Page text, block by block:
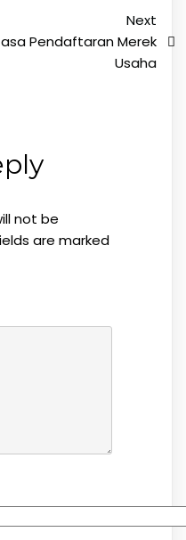
Next
Pendaftaran Merek
Usaha
not be
are marked